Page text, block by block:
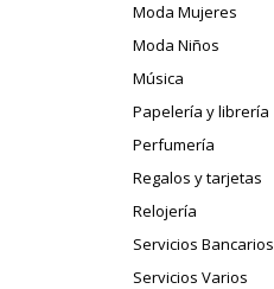
Moda Mujeres
Moda Niños
Música
Papelería y librería
Perfumería
Regalos y tarjetas
Relojería
Servicios Bancarios
Servicios Varios